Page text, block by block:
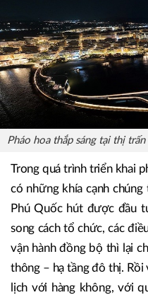
để Phú Quốc phát huy
Pháo hoa thắp sáng tại thị
Trong quá trình triển khai
có những khía cạnh chúng